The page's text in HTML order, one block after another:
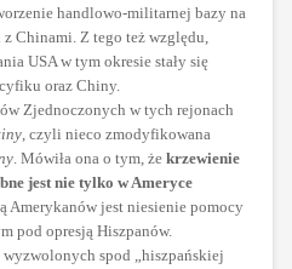
handlowo-militarnej bazy na
Chinami. Z tego też względu,
USA w tym okresie stały się
oraz Chiny.
Zjednoczonych w tych rejonach
, czyli nieco zmodyfikowana
. Mówiła ona o tym, że krzewienie
jest nie tylko w Ameryce
Amerykanów jest niesienie pomocy
pod opresją Hiszpanów.
spod „hiszpańskiej